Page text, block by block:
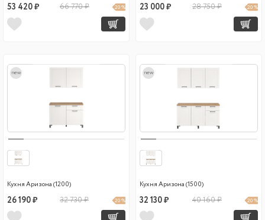
53 420 ₽ 66 770 ₽ 20 % 23 000 ₽ 28 750 ₽ 20 %
new
Кухня Аризона (1200)
26 190 ₽ 32 730 ₽ 20 %
new
Кухня Аризона (1500)
32 130 ₽ 40 160 ₽ 20 %